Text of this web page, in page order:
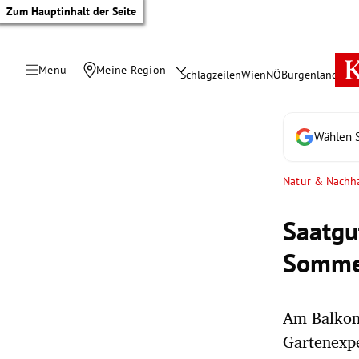
Zum Hauptinhalt der Seite
Menü Meine Region SchlagzeilenWienNÖBurgenland
Wählen
Natur &
Am